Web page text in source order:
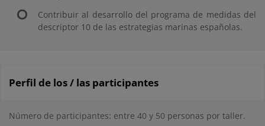
Contribuir al desarrollo del programa de medidas del
descriptor 10 de las estrategias marinas españolas.
Perfil de los / las participantes
Número de participantes: entre 40 y 50 personas por taller.